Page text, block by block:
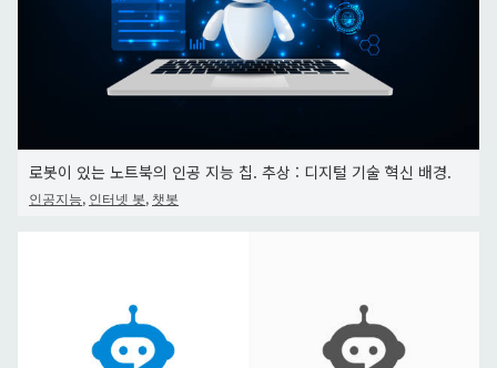
로봇이 있는 노트북의 인공 지능 칩. 추상 : 디지털 기술 혁신 배경.
인공지능, 인터넷 봇, 챗봇